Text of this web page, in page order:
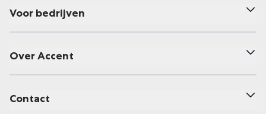
Voor bedrijven
Over Accent
Contact